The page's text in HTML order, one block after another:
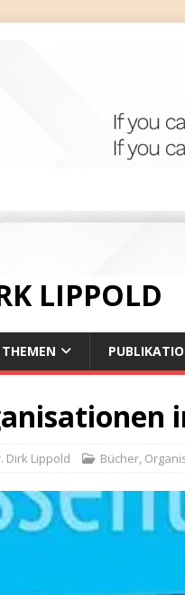
LIPPOLD
THEMEN
Dirk Lippold Bücher,